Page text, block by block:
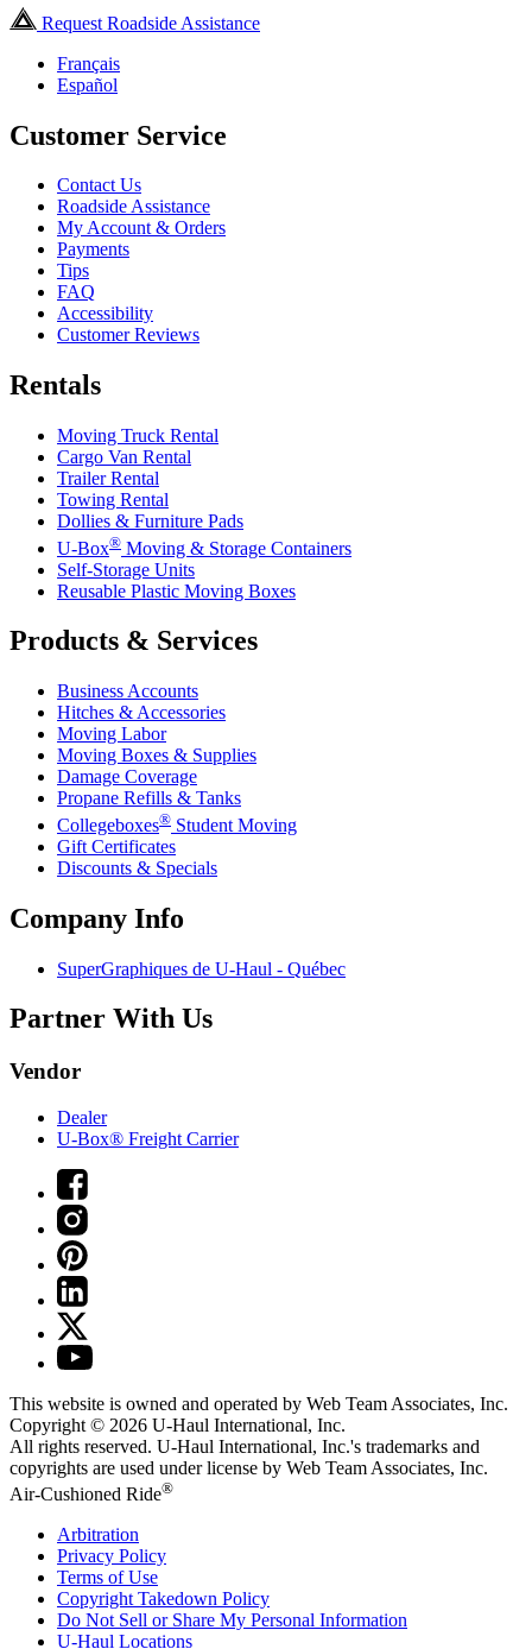
Request Roadside Assistance
Français
Español
Customer Service
Contact Us
Roadside Assistance
My Account & Orders
Payments
Tips
FAQ
Accessibility
Customer Reviews
Rentals
Moving Truck Rental
Cargo Van Rental
Trailer Rental
Towing Rental
Dollies & Furniture Pads
U-Box® Moving & Storage Containers
Self-Storage Units
Reusable Plastic Moving Boxes
Products & Services
Business Accounts
Hitches & Accessories
Moving Labor
Moving Boxes & Supplies
Damage Coverage
Propane Refills & Tanks
Collegeboxes® Student Moving
Gift Certificates
Discounts & Specials
Company Info
SuperGraphiques de U-Haul - Québec
Partner With Us
Vendor
Dealer
U-Box® Freight Carrier
This website is owned and operated by Web Team Associates, Inc.
Copyright © 2026 U-Haul International, Inc.
All rights reserved. U-Haul International, Inc.'s trademarks and
copyrights are used under license by Web Team Associates, Inc.
Air-Cushioned Ride®
Arbitration
Privacy Policy
Terms of Use
Copyright Takedown Policy
Do Not Sell or Share My Personal Information
U-Haul Locations